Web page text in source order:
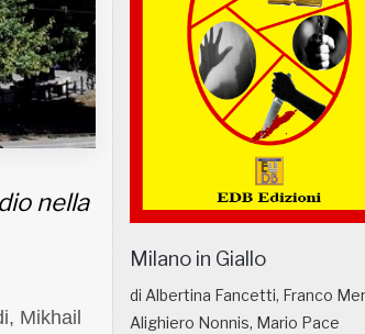
nella
Mikhail
Milano in Giallo
di Albertina Fancetti, Franco
Alighiero Nonnis, Mario Pace